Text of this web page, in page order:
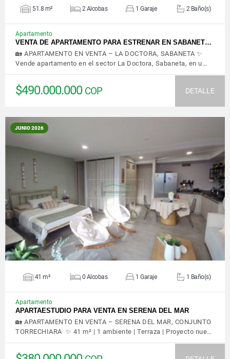
51.8 m² 2 Alcobas 1 Garaje 2 Baño(s)
Apartamento
VENTA DE APARTAMENTO PARA ESTRENAR EN SABANET…
🏡 APARTAMENTO EN VENTA – LA DOCTORA, SABANETA ✨
Vende apartamento en el sector La Doctora, Sabaneta, en u…
$490.000.000 COP DETALLE
JUNIO 2026
VER DETALLES
41 m² 0 Alcobas 1 Garaje 1 Baño(s)
Apartamento
APARTAESTUDIO PARA VENTA EN SERENA DEL MAR
🏡 APARTAMENTO EN VENTA – SERENA DEL MAR, CONJUNTO
TORRECHIARA ✨ 41 m² | 1 ambiente | Terraza | Proyecto nue…